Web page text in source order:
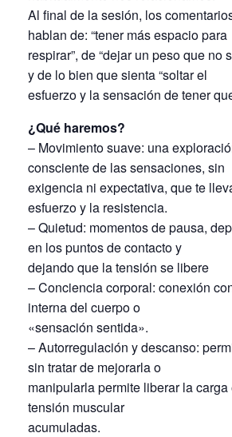
Al final de la sesión, los
hablan de: “tener más espacio para
respirar”, de “dejar un peso que no
y de lo bien que sienta “soltar el
esfuerzo y la sensación de tener
¿Qué haremos?
– Movimiento suave: una
consciente de las sensaciones, sin
exigencia ni expectativa, que te
esfuerzo y la resistencia.
– Quietud: momentos de pausa,
en los puntos de contacto y
dejando que la tensión se libere
– Conciencia corporal: conexión
interna del cuerpo o
«sensación sentida».
– Autorregulación y descanso:
sin tratar de mejorarla o
manipularla permite liberar la
tensión muscular
acumuladas.